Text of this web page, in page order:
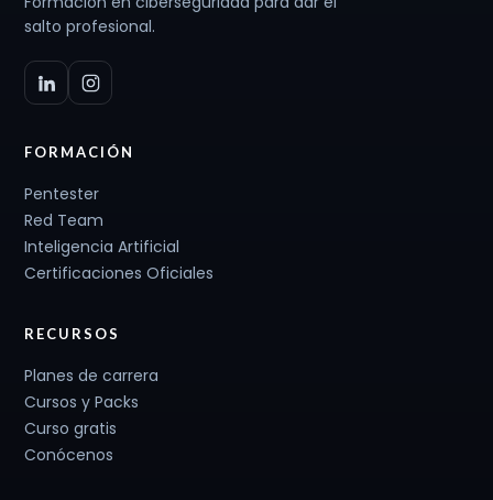
salto profesional.
FORMACIÓN
Pentester
Red Team
Inteligencia Artificial
Certificaciones Oficiales
RECURSOS
Planes de carrera
Cursos y Packs
Curso gratis
Conócenos